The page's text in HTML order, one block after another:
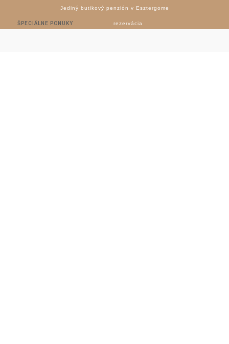
Jediný butikový penzión v Esztergome
ŠPECIÁLNE PONUKY rezervácia